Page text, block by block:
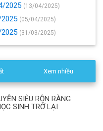
2025 (13/04/2025)
(05/04/2025)
(31/03/2025)
Xem nhiều
SIÊU RỘN RÀNG
SINH TRỞ LẠI